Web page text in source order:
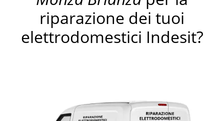
riparazione dei tuoi
elettrodomestici Indesit?